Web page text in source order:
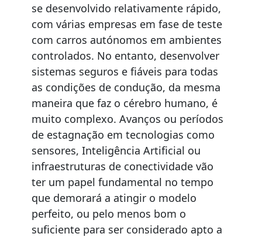
se desenvolvido relativamente rápido,
com várias empresas em fase de teste
com carros autónomos em ambientes
controlados. No entanto, desenvolver
sistemas seguros e fiáveis para todas
as condições de condução, da mesma
maneira que faz o cérebro humano, é
muito complexo. Avanços ou períodos
de estagnação em tecnologias como
sensores, Inteligência Artificial ou
infraestruturas de conectividade vão
ter um papel fundamental no tempo
que demorará a atingir o modelo
perfeito, ou pelo menos bom o
suficiente para ser considerado apto a